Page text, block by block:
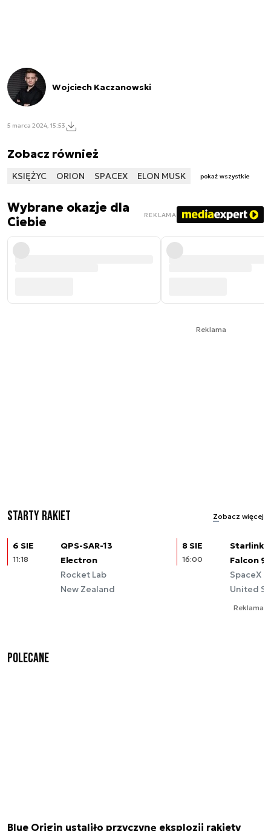
Wojciech Kaczanowski
5 marca 2024, 15:53
Zobacz również
KSIĘŻYC ORION SPACEX ELON MUSK pokaż wszystkie
Wybrane okazje dla
Ciebie
REKLAMA
Reklama
Starty rakiet Zobacz więcej
6 SIE
11:18
QPS-SAR-13
Electron
Rocket Lab
New Zealand
8 SIE
16:00
Starlink
Falcon 9
SpaceX
United
Reklama
Polecane
Blue Origin ustaliło przyczynę eksplozji rakiety